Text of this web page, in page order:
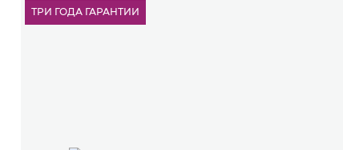
ТРИ ГОДА ГАРАНТИИ